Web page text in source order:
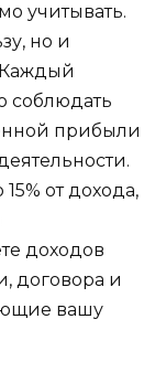
учитывать.
но и
Каждый
соблюдать
прибыли
от дохода,
доходов
договора и
вашу